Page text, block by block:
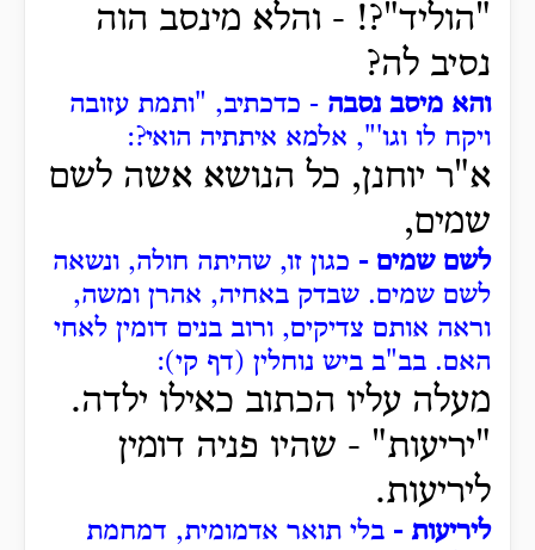
"הוליד"?! - והלא מינסב הוה
נסיב לה?
והא מיסב נסבה - כדכתיב, "ותמת עזובה
ויקח לו וגו'", אלמא איתתיה הואי?:
א"ר יוחנן, כל הנושא אשה לשם
שמים,
לשם שמים - כגון זו, שהיתה חולה, ונשאה
לשם שמים. שבדק באחיה, אהרן ומשה,
וראה אותם צדיקים, ורוב בנים דומין לאחי
האם. בב"ב ביש נוחלין (דף קי):
מעלה עליו הכתוב כאילו ילדה.
"יריעות" - שהיו פניה דומין
ליריעות.
ליריעות - בלי תואר אדמומית, דמחמת